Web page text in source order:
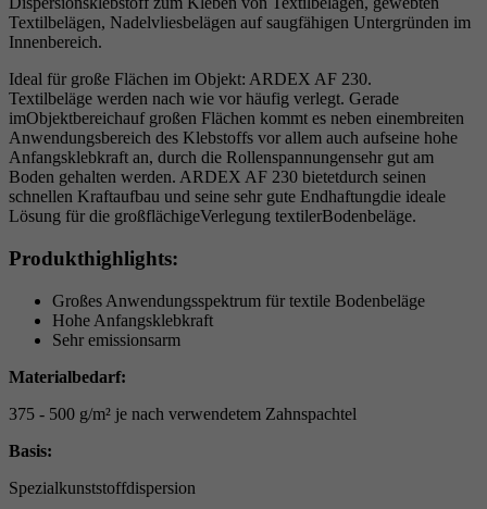
Textilbelägen, Nadelvliesbelägen auf saugfähigen Untergründen im
Innenbereich.
Ideal für große Flächen im Objekt: ARDEX AF 230.
Textilbeläge werden nach wie vor häufig verlegt. Gerade
imObjektbereichauf großen Flächen kommt es neben einembreiten
Anwendungsbereich des Klebstoffs vor allem auch aufseine hohe
Anfangsklebkraft an, durch die Rollenspannungensehr gut am
Boden gehalten werden. ARDEX AF 230 bietetdurch seinen
schnellen Kraftaufbau und seine sehr gute Endhaftungdie ideale
Lösung für die großflächigeVerlegung textilerBodenbeläge.
Produkthighlights:
Großes Anwendungsspektrum für textile Bodenbeläge
Hohe Anfangsklebkraft
Sehr emissionsarm
Materialbedarf:
375 - 500 g/m² je nach verwendetem Zahnspachtel
Basis:
Spezialkunststoffdispersion